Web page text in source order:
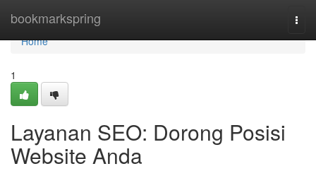
bookmarkspring
Home
Home
1
Layanan SEO: Dorong Posisi
Website Anda